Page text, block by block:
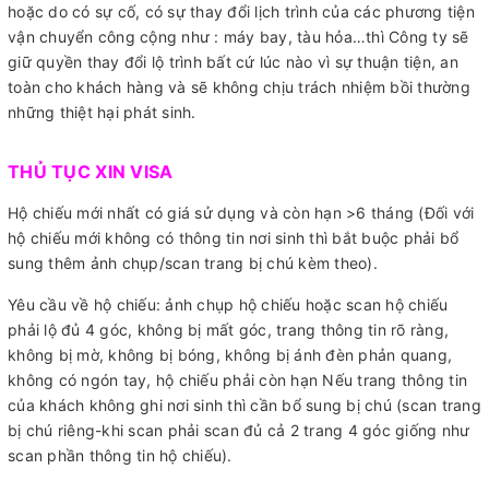
hoặc do có sự cố, có sự thay đổi lịch trình của các phương tiện
vận chuyển công cộng như : máy bay, tàu hỏa…thì Công ty sẽ
giữ quyền thay đổi lộ trình bất cứ lúc nào vì sự thuận tiện, an
toàn cho khách hàng và sẽ không chịu trách nhiệm bồi thường
những thiệt hại phát sinh.
THỦ TỤC XIN VISA
Hộ chiếu mới nhất có giá sử dụng và còn hạn >6 tháng (Đối với
hộ chiếu mới không có thông tin nơi sinh thì bắt buộc phải bổ
sung thêm ảnh chụp/scan trang bị chú kèm theo).
Yêu cầu về hộ chiếu: ảnh chụp hộ chiếu hoặc scan hộ chiếu
phải lộ đủ 4 góc, không bị mất góc, trang thông tin rõ ràng,
không bị mờ, không bị bóng, không bị ánh đèn phản quang,
không có ngón tay, hộ chiếu phải còn hạn Nếu trang thông tin
của khách không ghi nơi sinh thì cần bổ sung bị chú (scan trang
bị chú riêng-khi scan phải scan đủ cả 2 trang 4 góc giống như
scan phần thông tin hộ chiếu).